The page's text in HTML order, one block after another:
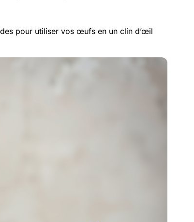
pour utiliser vos œufs en un clin d’œil